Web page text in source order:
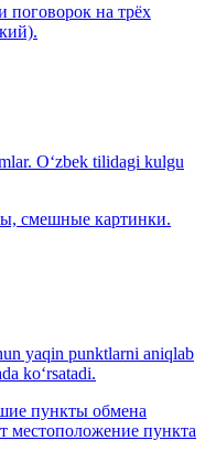
поговорок на трёх
O‘zbek tilidagi kulgu
смешные картинки.
yaqin punktlarni aniqlab
ko‘rsatadi.
пункты обмена
пункта